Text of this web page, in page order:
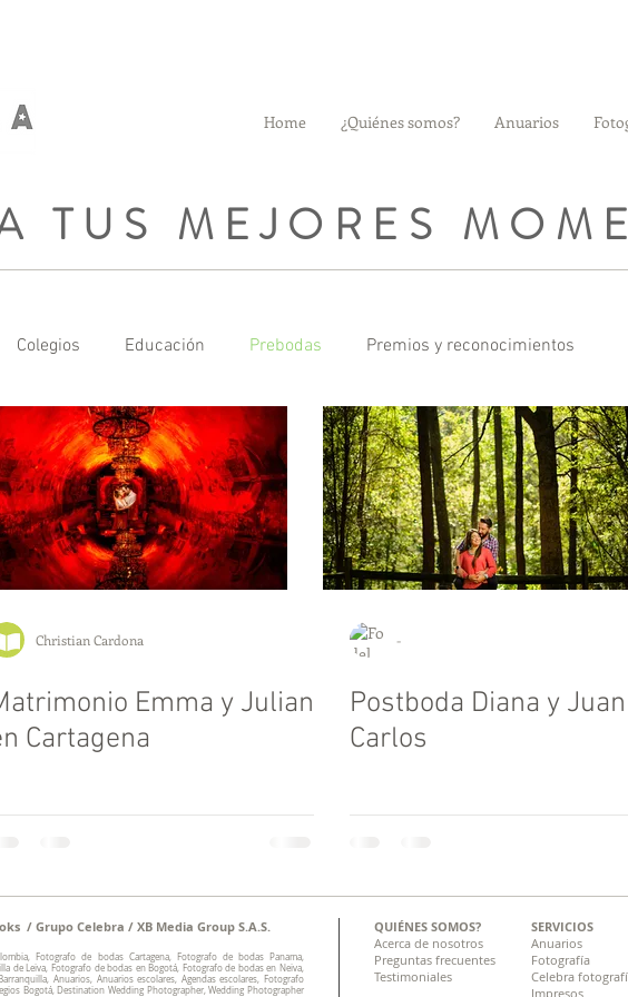
Home ¿Quiénes somos? Anuarios
TUS MEJORES
Colegios Educación Prebodas Premios y reconocimientos
Christian Cardona
Emma y Julian
Cartagena
-
Postboda Diana y Juan
Carlos
/ Grupo Celebra / XB Media Group S.A.S.
Fotografo de bodas Cartagena, Fotografo de bodas Panama,
de Leiva, Fotografo de bodas en Bogotá, Fotografo de bodas en Neiva,
Anuarios, Anuarios escolares, Agendas escolares, Fotografo
Bogotá, Destination Wedding Photographer, Wedding Photographer
QUIÉNES SOMOS?
Acerca de nosotros
Preguntas frecuentes
Testimoniales
SERVICIOS
Anuarios
Fotografía
Celebra
Impresos